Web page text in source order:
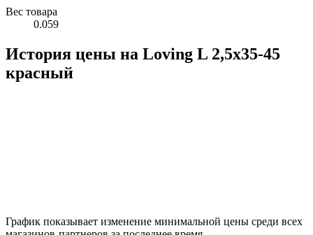
Вес товара
0.059
История цены на Loving L 2,5x35-45
красный
График показывает изменение минимальной цены среди всех